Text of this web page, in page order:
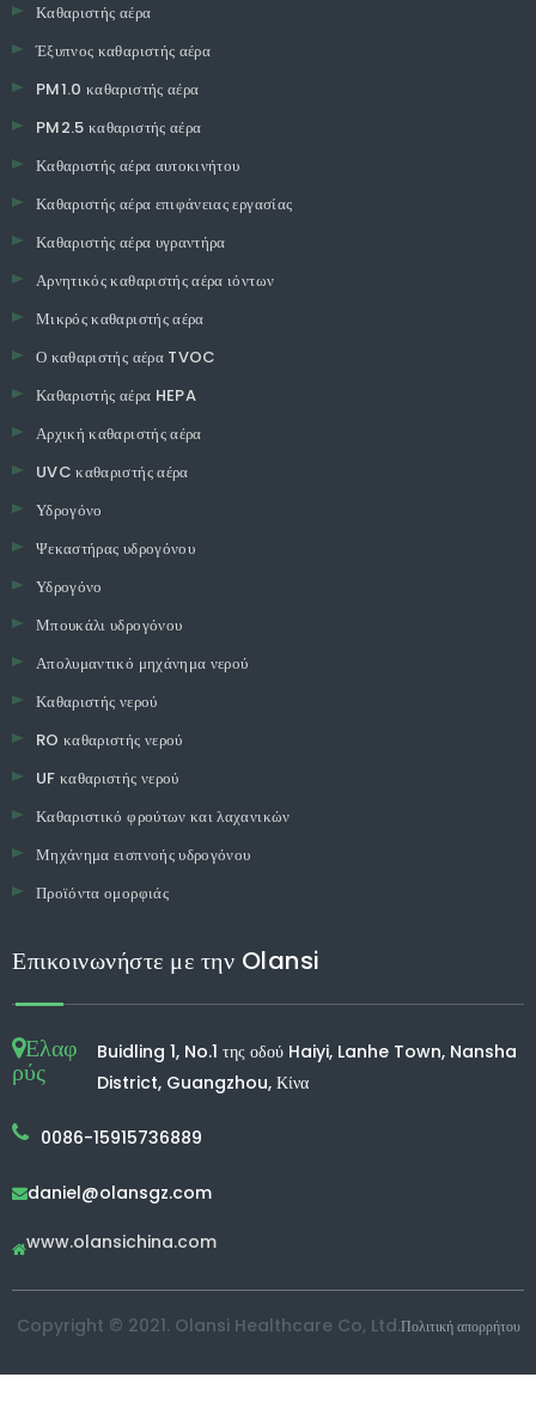
Καθαριστής αέρα
Έξυπνος καθαριστής αέρα
PM1.0 καθαριστής αέρα
PM2.5 καθαριστής αέρα
Καθαριστής αέρα αυτοκινήτου
Καθαριστής αέρα επιφάνειας εργασίας
Καθαριστής αέρα υγραντήρα
Αρνητικός καθαριστής αέρα ιόντων
Μικρός καθαριστής αέρα
Ο καθαριστής αέρα TVOC
Καθαριστής αέρα HEPA
Αρχική καθαριστής αέρα
UVC καθαριστής αέρα
Υδρογόνο
Ψεκαστήρας υδρογόνου
Υδρογόνο
Μπουκάλι υδρογόνου
Απολυμαντικό μηχάνημα νερού
Καθαριστής νερού
RO καθαριστής νερού
UF καθαριστής νερού
Καθαριστικό φρούτων και λαχανικών
Μηχάνημα εισπνοής υδρογόνου
Προϊόντα ομορφιάς
Επικοινωνήστε με την Olansi
Ελαφ
ρύς
Buidling 1, No.1 της οδού Haiyi, Lanhe Town, Nansha
District, Guangzhou, Κίνα
0086-15915736889
daniel@olansgz.com
www.olansichina.com
Copyright © 2021. Olansi Healthcare Co, Ltd.Πολιτική απορρήτου